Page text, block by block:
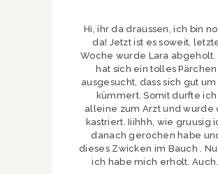
Hi, ihr da draussen, ich bin
da! Jetzt ist es soweit,
Woche wurde Lara abgeholt.
hat sich ein tolles Pärchen
ausgesucht, dass sich gut um
kümmert. Somit durfte ich
alleine zum Arzt und wurde
kastriert. Iiihhh, wie gruusig
danach gerochen habe
dieses Zwicken im Bauch .
ich habe mich erholt. Auch…